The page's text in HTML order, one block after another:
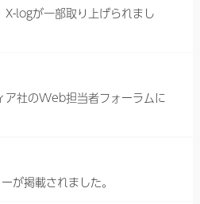
X-logが一部取り上げられまし
ア社のWeb担当者フォーラムに
が掲載されました。